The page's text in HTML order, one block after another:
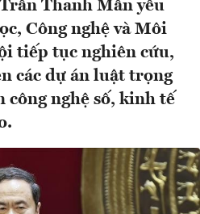
Thanh Mẫn yêu
Công nghệ và Môi
tiếp tục nghiên cứu,
các dự án luật trọng
công nghệ số, kinh tế